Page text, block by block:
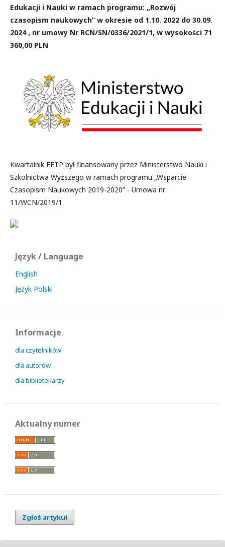
Edukacji i Nauki w ramach programu: „Rozwój
czasopism naukowych” w okresie od 1.10. 2022 do 30.09.
2024 , nr umowy Nr RCN/SN/0336/2021/1, w wysokości 71
360,00 PLN
Kwartalnik EETP był finansowany przez Ministerstwo Nauki i
Szkolnictwa Wyższego w ramach programu „Wsparcie
Czasopism Naukowych 2019-2020” - Umowa nr
11/WCN/2019/1
Język / Language
English
Język Polski
Informacje
dla czytelników
dla autorów
dla bibliotekarzy
Aktualny numer
Zgłoś artykuł